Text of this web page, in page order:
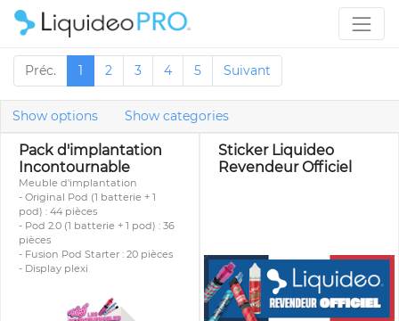
Préc. 1 2 3 4 5 Suivant
Show options Show categories
Pack d'implantation
Incontournable
Meuble d'implantation
- Original Pod (1 batterie + 1
pod) : 44 pièces
- Pod 2.0 (1 batterie + 1 pod) : 36
pièces
- Fusion Pod Starter : 20 pièces
- Display plexi
Sticker Liquideo
Revendeur Officiel